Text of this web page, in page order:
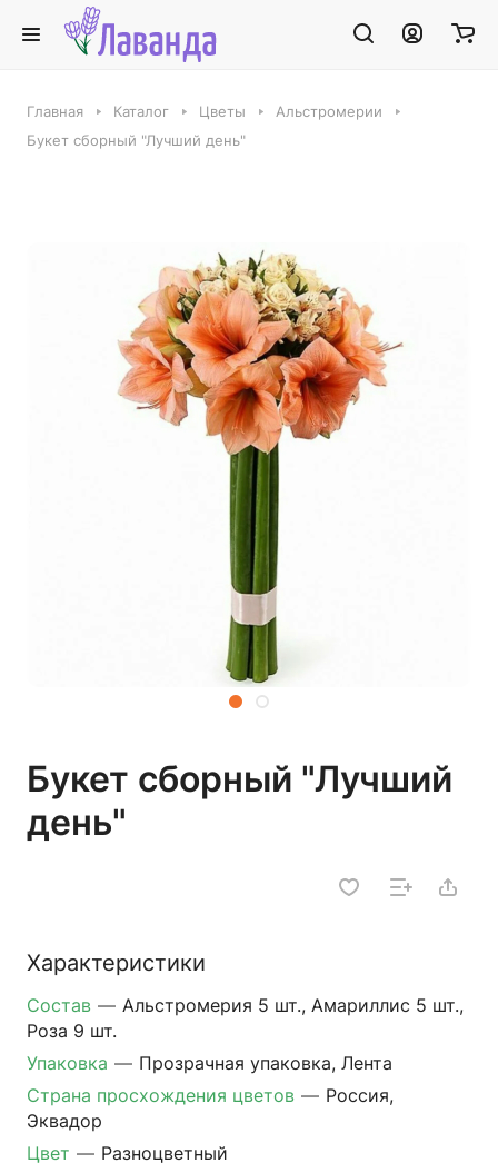
Главная Каталог Цветы
Альстромерии
Букет сборный "Лучший день"
Букет сборный "Лучший
день"
Характеристики
Состав — Альстромерия 5 шт., Амариллис 5 шт.,
Роза 9 шт.
Упаковка — Прозрачная упаковка, Лента
Страна просхождения цветов — Россия,
Эквадор
Цвет — Разноцветный